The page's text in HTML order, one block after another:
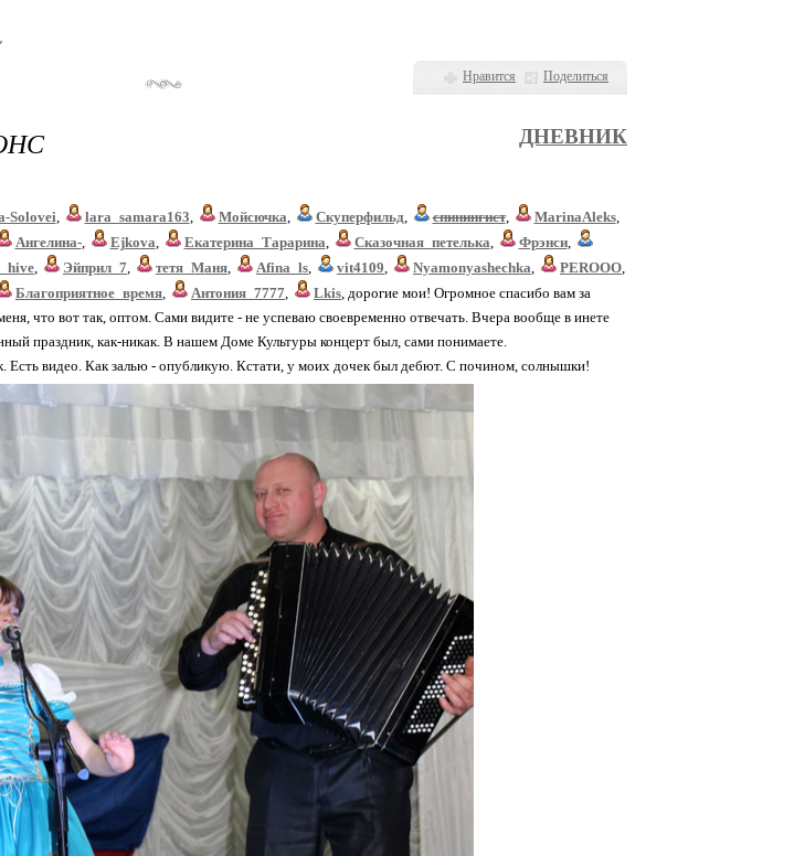
Нравится Поделиться
ДНЕВНИК
Solovei, lara_samara163, Мойсючка, Скуперфильд, спинингист, MarinaAleks,
Ангелина-, Ejkova, Екатерина_Тарарина, Сказочная_петелька, Фрэнси,
, Эйприл_7, тетя_Маня, Afina_ls, vit4109, Nyamonyashechka, PEROOO,
Благоприятное_время, Антония_7777, Lkis, дорогие мои! Огромное спасибо вам за
что вот так, оптом. Сами видите - не успеваю своевременно отвечать. Вчера вообще в инете
праздник, как-никак. В нашем Доме Культуры концерт был, сами понимаете.
Есть видео. Как залью - опубликую. Кстати, у моих дочек был дебют. С почином, солнышки!